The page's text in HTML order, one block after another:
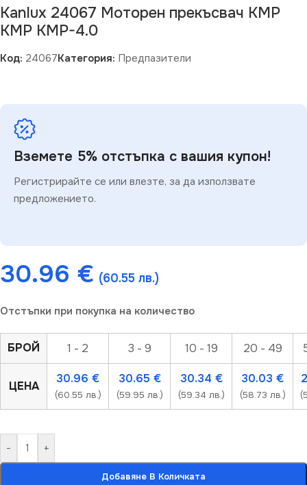
Kanlux 24067 Моторен прекъсвач KMP
KMP KMP-4.0
Код: 24067Категория: Предпазители
Вземете 5% отстъпка с вашия купон!
Регистрирайте се или влезте, за да използвате
предложението.
30.96 € (60.55 лв.)
Отстъпки при покупка на количество
БРОЙ 1 - 2 3 - 9 10 - 19 20 - 49
ЦЕНА
30.96 €
(60.55 лв.)
30.65 €
(59.95 лв.)
30.34 €
(59.34 лв.)
30.03 €
(58.73 лв.)
- +
Добавяне В Количката